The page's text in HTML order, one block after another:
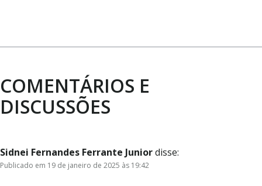
COMENTÁRIOS E
DISCUSSÕES
Sidnei Fernandes Ferrante Juniordisse:
Publicado em 19 de janeiro de 2025 às 19:42